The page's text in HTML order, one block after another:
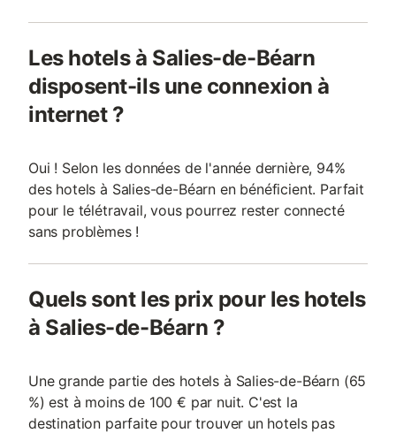
Les hotels à Salies-de-Béarn
disposent-ils une connexion à
internet ?
Oui ! Selon les données de l'année dernière, 94%
des hotels à Salies-de-Béarn en bénéficient. Parfait
pour le télétravail, vous pourrez rester connecté
sans problèmes !
Quels sont les prix pour les hotels
à Salies-de-Béarn ?
Une grande partie des hotels à Salies-de-Béarn (65
%) est à moins de 100 € par nuit. C'est la
destination parfaite pour trouver un hotels pas